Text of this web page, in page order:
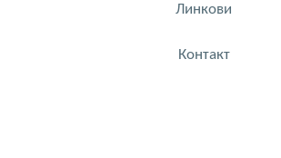
Линкови
Контакт